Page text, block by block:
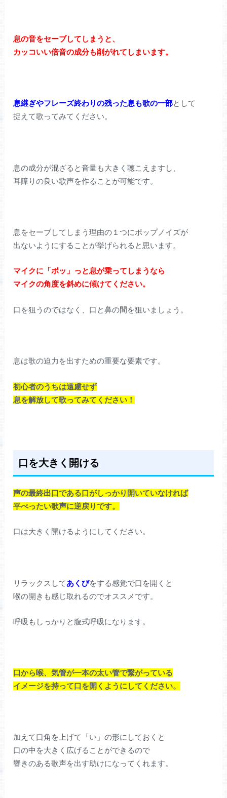
息の音をセーブしてしまうと、
カッコいい倍音の成分も削がれてしまいます。
息継ぎやフレーズ終わりの残った息も歌の一部として
捉えて歌ってみてください。
息の成分が混ざると音量も大きく聴こえますし、
耳障りの良い歌声を作ることが可能です。
息をセーブしてしまう理由の１つにポップノイズが
出ないようにすることが挙げられると思います。
マイクに「ボッ」っと息が乗ってしまうなら
マイクの角度を斜めに傾けてください。
口を狙うのではなく、口と鼻の間を狙いましょう。
息は歌の迫力を出すための重要な要素です。
初心者のうちは遠慮せず
息を解放して歌ってみてください！
口を大きく開ける
声の最終出口である口がしっかり開いていなければ
平べったい歌声に逆戻りです。
口は大きく開けるようにしてください。
リラックスしてあくびをする感覚で口を開くと
喉の開きも感じ取れるのでオススメです。
呼吸もしっかりと腹式呼吸になります。
口から喉、気管が一本の太い管で繋がっている
イメージを持って口を開くようにしてください。
加えて口角を上げて「い」の形にしておくと
口の中を大きく広げることができるので
響きのある歌声を出す助けになってくれます。